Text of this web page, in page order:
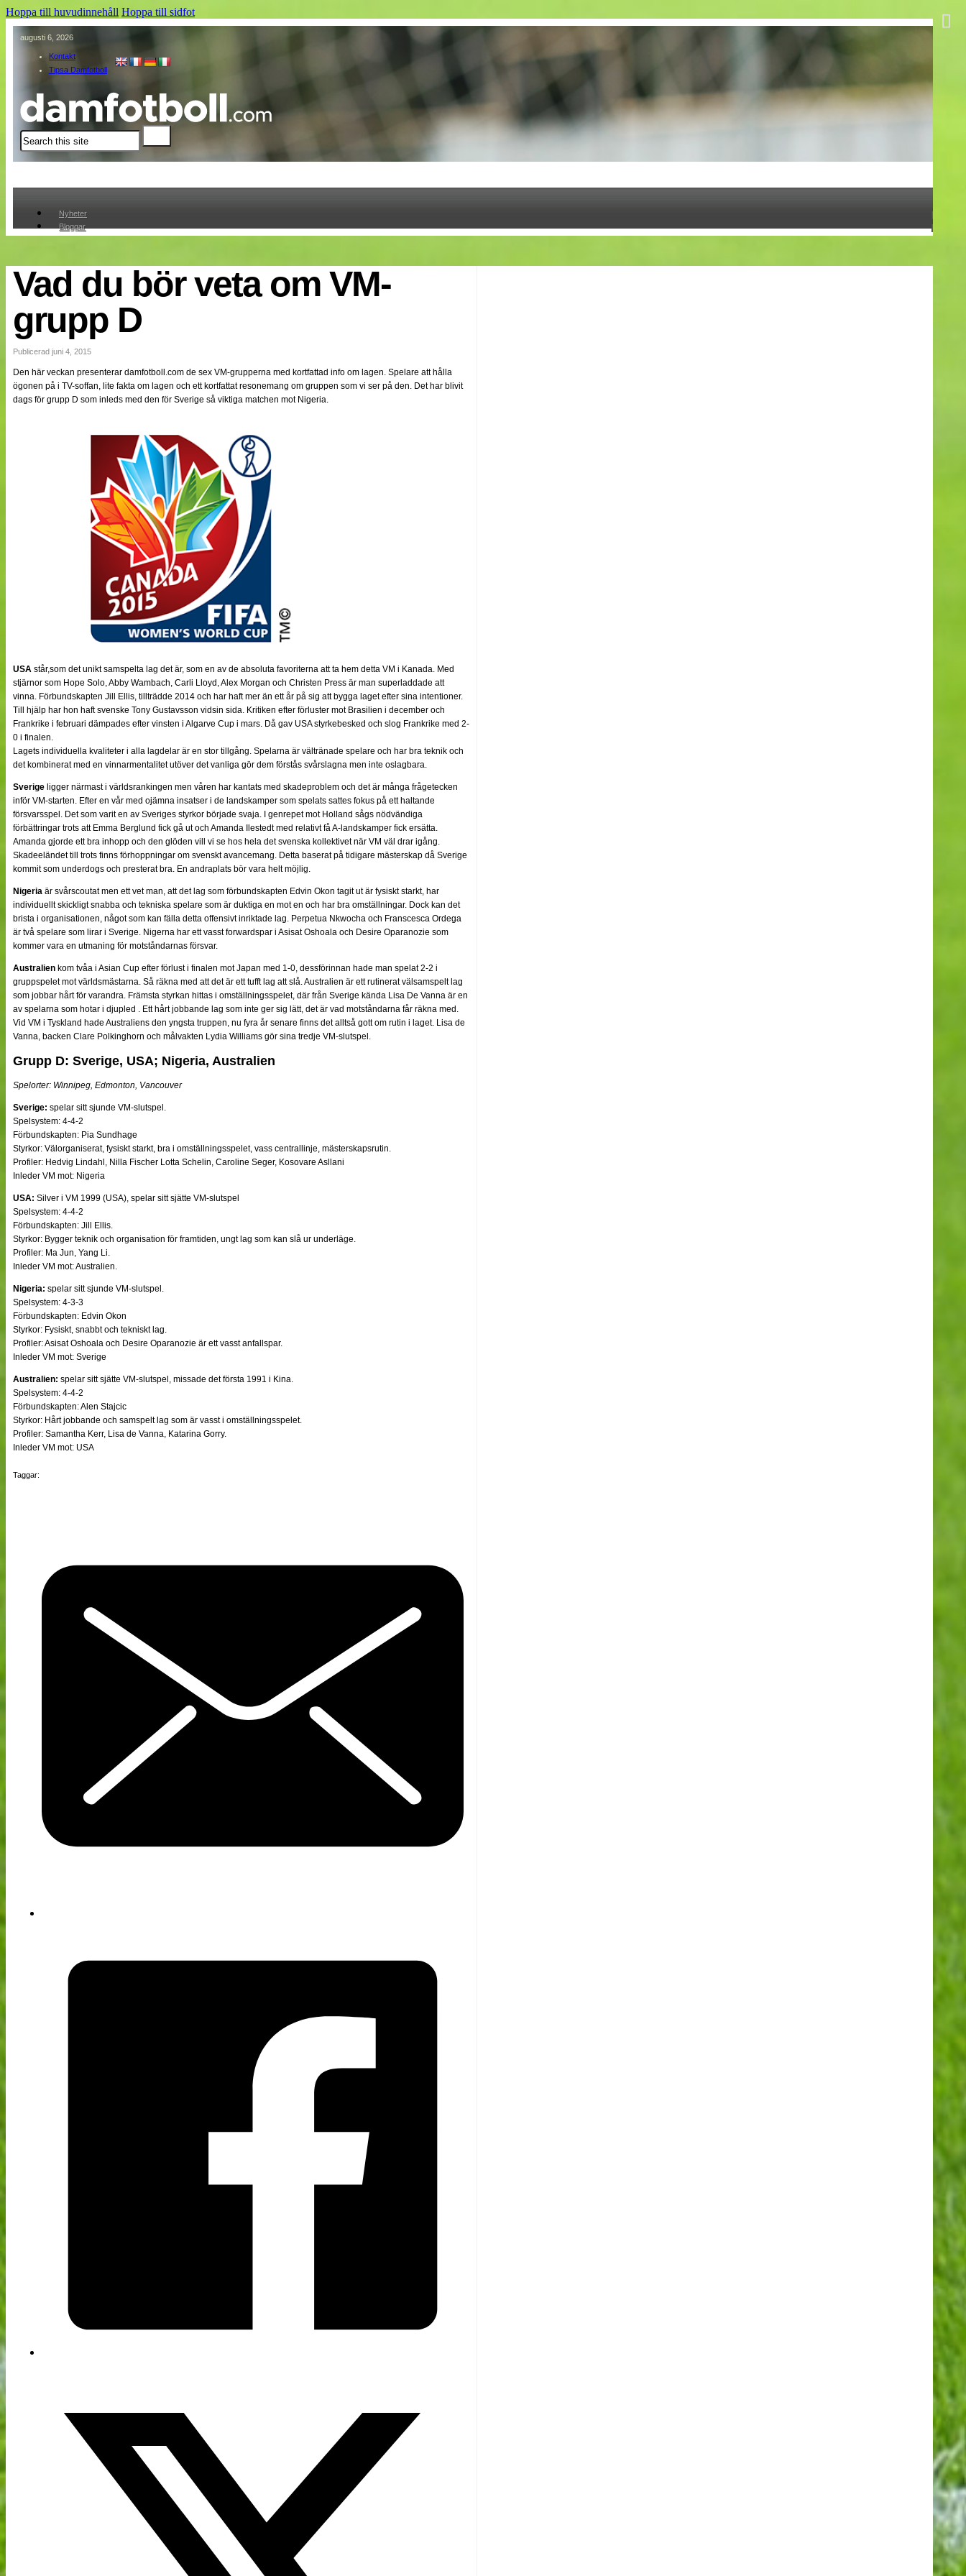
Hoppa till huvudinnehåll Hoppa till sidfot
augusti 6, 2026
Kontakt
Tipsa Damfotboll
Sök
Nyheter
Bloggar
Cuper
Medlemmar
Medlemsbilder
Om oss
NÄTverket
Nyheter
Bloggar
Till klubbkassan
NÄTverket
Split vision
Vad du bör veta om VM-
grupp D
Publicerad juni 4, 2015
Den här veckan presenterar damfotboll.com de sex VM-grupperna med kortfattad info om lagen. Spelare att hålla
ögonen på i TV-soffan, lite fakta om lagen och ett kortfattat resonemang om gruppen som vi ser på den. Det har blivit
dags för grupp D som inleds med den för Sverige så viktiga matchen mot Nigeria.
USA står,som det unikt samspelta lag det är, som en av de absoluta favoriterna att ta hem detta VM i Kanada. Med
stjärnor som Hope Solo, Abby Wambach, Carli Lloyd, Alex Morgan och Christen Press är man superladdade att
vinna. Förbundskapten Jill Ellis, tillträdde 2014 och har haft mer än ett år på sig att bygga laget efter sina intentioner.
Till hjälp har hon haft svenske Tony Gustavsson vidsin sida. Kritiken efter förluster mot Brasilien i december och
Frankrike i februari dämpades efter vinsten i Algarve Cup i mars. Då gav USA styrkebesked och slog Frankrike med 2-
0 i finalen.
Lagets individuella kvaliteter i alla lagdelar är en stor tillgång. Spelarna är vältränade spelare och har bra teknik och
det kombinerat med en vinnarmentalitet utöver det vanliga gör dem förstås svårslagna men inte oslagbara.
Sverige ligger närmast i världsrankingen men våren har kantats med skadeproblem och det är många frågetecken
inför VM-starten. Efter en vår med ojämna insatser i de landskamper som spelats sattes fokus på ett haltande
försvarsspel. Det som varit en av Sveriges styrkor började svaja. I genrepet mot Holland sågs nödvändiga
förbättringar trots att Emma Berglund fick gå ut och Amanda Ilestedt med relativt få A-landskamper fick ersätta.
Amanda gjorde ett bra inhopp och den glöden vill vi se hos hela det svenska kollektivet när VM väl drar igång.
Skadeeländet till trots finns förhoppningar om svenskt avancemang. Detta baserat på tidigare mästerskap då Sverige
kommit som underdogs och presterat bra. En andraplats bör vara helt möjlig.
Nigeria är svårscoutat men ett vet man, att det lag som förbundskapten Edvin Okon tagit ut är fysiskt starkt, har
individuellt skickligt snabba och tekniska spelare som är duktiga en mot en och har bra omställningar. Dock kan det
brista i organisationen, något som kan fälla detta offensivt inriktade lag. Perpetua Nkwocha och Franscesca Ordega
är två spelare som lirar i Sverige. Nigerna har ett vasst forwardspar i Asisat Oshoala och Desire Oparanozie som
kommer vara en utmaning för motståndarnas försvar.
Australien kom tvåa i Asian Cup efter förlust i finalen mot Japan med 1-0, dessförinnan hade man spelat 2-2 i
gruppspelet mot världsmästarna. Så räkna med att det är ett tufft lag att slå. Australien är ett rutinerat välsamspelt lag
som jobbar hårt för varandra. Främsta styrkan hittas i omställningsspelet, där från Sverige kända Lisa De Vanna är en
av spelarna som hotar i djupled . Ett hårt jobbande lag som inte ger sig lätt, det är vad motståndarna får räkna med.
Vid VM i Tyskland hade Australiens den yngsta truppen, nu fyra år senare finns det alltså gott om rutin i laget. Lisa de
Vanna, backen Clare Polkinghorn och målvakten Lydia Williams gör sina tredje VM-slutspel.
Grupp D: Sverige, USA; Nigeria, Australien
Spelorter: Winnipeg, Edmonton, Vancouver
Sverige: spelar sitt sjunde VM-slutspel.
Spelsystem: 4-4-2
Förbundskapten: Pia Sundhage
Styrkor: Välorganiserat, fysiskt starkt, bra i omställningsspelet, vass centrallinje, mästerskapsrutin.
Profiler: Hedvig Lindahl, Nilla Fischer Lotta Schelin, Caroline Seger, Kosovare Asllani
Inleder VM mot: Nigeria
USA: Silver i VM 1999 (USA), spelar sitt sjätte VM-slutspel
Spelsystem: 4-4-2
Förbundskapten: Jill Ellis.
Styrkor: Bygger teknik och organisation för framtiden, ungt lag som kan slå ur underläge.
Profiler: Ma Jun, Yang Li.
Inleder VM mot: Australien.
Nigeria: spelar sitt sjunde VM-slutspel.
Spelsystem: 4-3-3
Förbundskapten: Edvin Okon
Styrkor: Fysiskt, snabbt och tekniskt lag.
Profiler: Asisat Oshoala och Desire Oparanozie är ett vasst anfallspar.
Inleder VM mot: Sverige
Australien: spelar sitt sjätte VM-slutspel, missade det första 1991 i Kina.
Spelsystem: 4-4-2
Förbundskapten: Alen Stajcic
Styrkor: Hårt jobbande och samspelt lag som är vasst i omställningsspelet.
Profiler: Samantha Kerr, Lisa de Vanna, Katarina Gorry.
Inleder VM mot: USA
Taggar: